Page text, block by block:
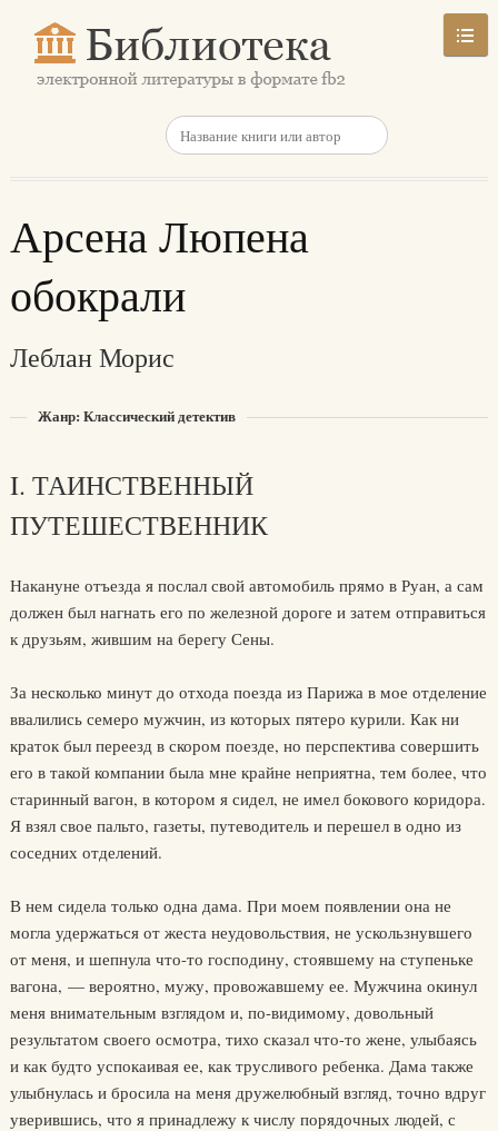
Арсена Люпена
обокрали
Леблан Морис
Жанр: Классический детектив
I. ТАИНСТВЕННЫЙ
ПУТЕШЕСТВЕННИК
Накануне отъезда я послал свой автомобиль прямо в Руан, а сам
должен был нагнать его по железной дороге и затем отправиться
к друзьям, жившим на берегу Сены.
За несколько минут до отхода поезда из Парижа в мое отделение
ввалились семеро мужчин, из которых пятеро курили. Как ни
краток был переезд в скором поезде, но перспектива совершить
его в такой компании была мне крайне неприятна, тем более, что
старинный вагон, в котором я сидел, не имел бокового коридора.
Я взял свое пальто, газеты, путеводитель и перешел в одно из
соседних отделений.
В нем сидела только одна дама. При моем появлении она не
могла удержаться от жеста неудовольствия, не ускользнувшего
от меня, и шепнула что-то господину, стоявшему на ступеньке
вагона, — вероятно, мужу, провожавшему ее. Мужчина окинул
меня внимательным взглядом и, по-видимому, довольный
результатом своего осмотра, тихо сказал что-то жене, улыбаясь
и как будто успокаивая ее, как трусливого ребенка. Дама также
улыбнулась и бросила на меня дружелюбный взгляд, точно вдруг
уверившись, что я принадлежу к числу порядочных людей, с